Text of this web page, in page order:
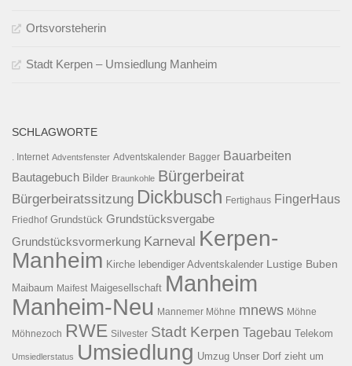
Ortsvorsteherin
Stadt Kerpen – Umsiedlung Manheim
SCHLAGWORTE
. Internet Adventsfenster Adventskalender Bagger Bauarbeiten
Bautagebuch Bilder Braunkohle Bürgerbeirat
Bürgerbeiratssitzung Dickbusch Fertighaus FingerHaus
Friedhof Grundstück Grundstücksvergabe
Grundstücksvormerkung Karneval Kerpen-
Manheim Kirche lebendiger Adventskalender Lustige Buben
Maibaum Maifest Maigesellschaft Manheim
Manheim-Neu Mannemer Möhne mnews Möhne
Möhnezoch RWE Silvester Stadt Kerpen Tagebau Telekom
Umsiedlerstatus Umsiedlung Umzug Unser Dorf zieht um